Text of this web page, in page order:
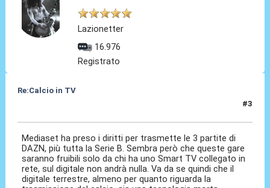
Lazionetter
16.976
Registrato
Re:Calcio in TV
#3
Mediaset ha preso i diritti per trasmette le 3 partite di
DAZN, più tutta la Serie B. Sembra però che queste gare
saranno fruibili solo da chi ha uno Smart TV collegato in
rete, sul digitale non andrà nulla. Va da se quindi che il
digitale terrestre, almeno per quanto riguarda la